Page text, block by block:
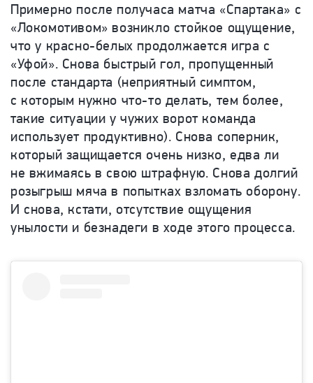
Примерно после получаса матча «Спартака» с
«Локомотивом» возникло стойкое ощущение,
что у красно-белых продолжается игра с
«Уфой». Снова быстрый гол, пропущенный
после стандарта (неприятный симптом,
с которым нужно что-то делать, тем более,
такие ситуации у чужих ворот команда
использует продуктивно). Снова соперник,
который защищается очень низко, едва ли
не вжимаясь в свою штрафную. Снова долгий
розыгрыш мяча в попытках взломать оборону.
И снова, кстати, отсутствие ощущения
унылости и безнадеги в ходе этого процесса.